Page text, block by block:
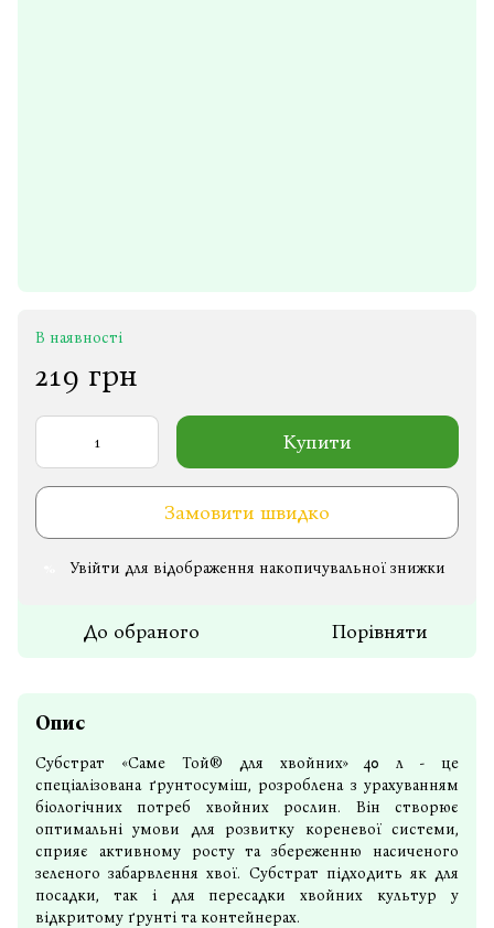
В наявності
219 грн
Купити
Замовити швидко
Увійти для відображення накопичувальної знижки
До обраного Порівняти
Опис
Субстрат «Саме Той® для хвойних» 40 л - це
спеціалізована ґрунтосуміш, розроблена з урахуванням
біологічних потреб хвойних рослин. Він створює
оптимальні умови для розвитку кореневої системи,
сприяє активному росту та збереженню насиченого
зеленого забарвлення хвої. Субстрат підходить як для
посадки, так і для пересадки хвойних культур у
відкритому ґрунті та контейнерах.